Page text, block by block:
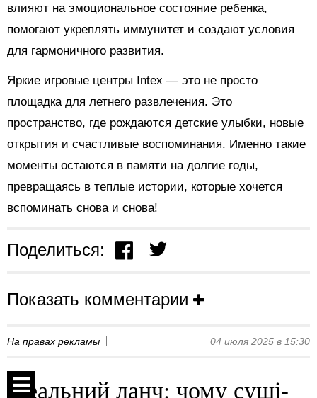
влияют на эмоциональное состояние ребенка,
помогают укреплять иммунитет и создают условия
для гармоничного развития.
Яркие игровые центры Intex — это не просто
площадка для летнего развлечения. Это
пространство, где рождаются детские улыбки, новые
открытия и счастливые воспоминания. Именно такие
моменты остаются в памяти на долгие годы,
превращаясь в теплые истории, которые хочется
вспоминать снова и снова!
Поделиться:
Показать комментарии
На правах рекламы 04 июля 2025 в 15:30
Ідеальний ланч: чому суші-